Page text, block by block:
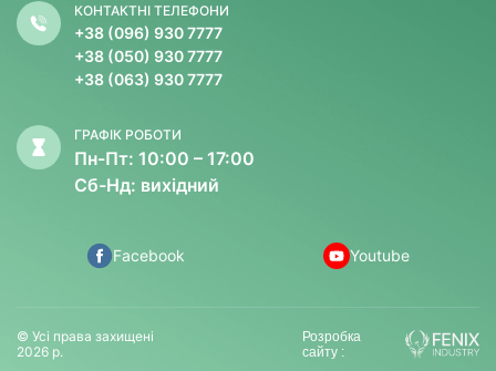
КОНТАКТНІ ТЕЛЕФОНИ
+38 (096) 930 7777
+38 (050) 930 7777
+38 (063) 930 7777
ГРАФІК РОБОТИ
Пн-Пт: 10:00 – 17:00
Сб-Нд: вихідний
Facebook Youtube
© Усі права захищені
2026 р.
Розробка
сайту :